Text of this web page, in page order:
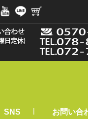
SNS | お問い合